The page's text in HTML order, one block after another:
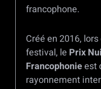
francophone.
Créé en 2016, lors
festival, le Prix
Francophonieest
rayonnement